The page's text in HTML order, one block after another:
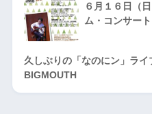
６月１６日（
ム・コンサート
久しぶりの「なのにン」ライ
BIGMOUTH